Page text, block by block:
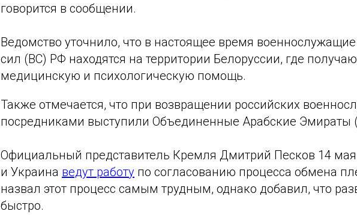
говорится в сообщении.
Ведомство уточнило, что в настоящее время
сил (ВС) РФ находятся на территории Белоруссии, где
медицинскую и психологическую помощь.
Также отмечается, что при возвращении российских
посредниками выступили Объединенные Арабские Эмираты
Официальный представитель Кремля Дмитрий Песков 14
и Украина ведут работу по согласованию процесса обмена
назвал этот процесс самым трудным, однако добавил, что
быстро.